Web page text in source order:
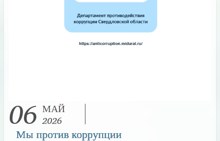
06 МАЙ
2026
Мы против коррупции